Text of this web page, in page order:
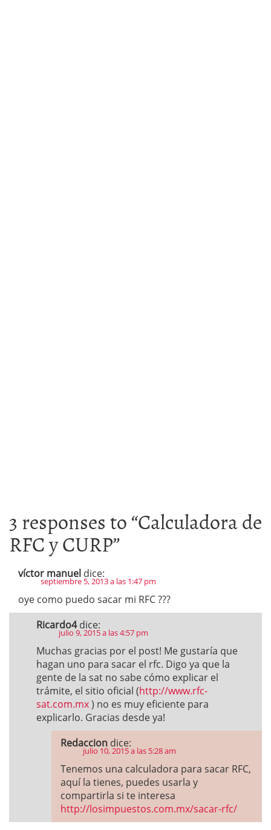
3 responses to “Calculadora de
RFC y CURP”
víctor manuel dice:
septiembre 5, 2013 a las 1:47 pm
oye como puedo sacar mi RFC ???
Ricardo4 dice:
julio 9, 2015 a las 4:57 pm
Muchas gracias por el post! Me gustaría que
hagan uno para sacar el rfc. Digo ya que la
gente de la sat no sabe cómo explicar el
trámite, el sitio oficial (http://www.rfc-
sat.com.mx) no es muy eficiente para
explicarlo. Gracias desde ya!
Redaccion dice:
julio 10, 2015 a las 5:28 am
Tenemos una calculadora para sacar RFC,
aquí la tienes, puedes usarla y
compartirla si te interesa
http://losimpuestos.com.mx/sacar-rfc/